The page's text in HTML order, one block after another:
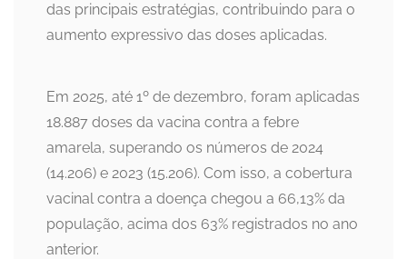
das principais estratégias, contribuindo para o
aumento expressivo das doses aplicadas.
Em 2025, até 1º de dezembro, foram aplicadas
18.887 doses da vacina contra a febre
amarela, superando os números de 2024
(14.206) e 2023 (15.206). Com isso, a cobertura
vacinal contra a doença chegou a 66,13% da
população, acima dos 63% registrados no ano
anterior.